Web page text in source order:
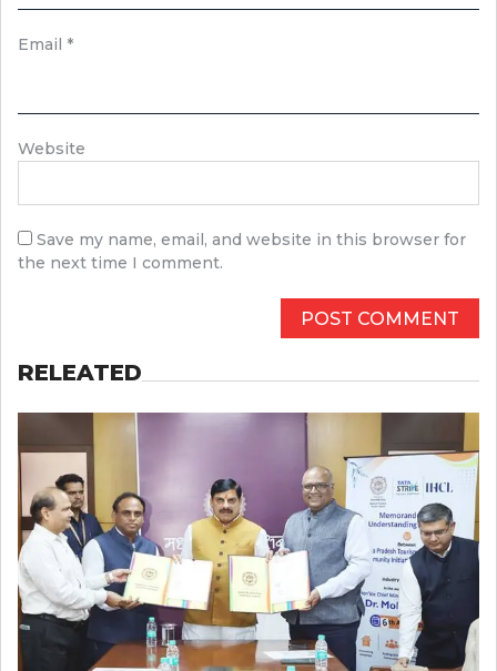
Email *
Website
Save my name, email, and website in this browser for
the next time I comment.
RELEATED